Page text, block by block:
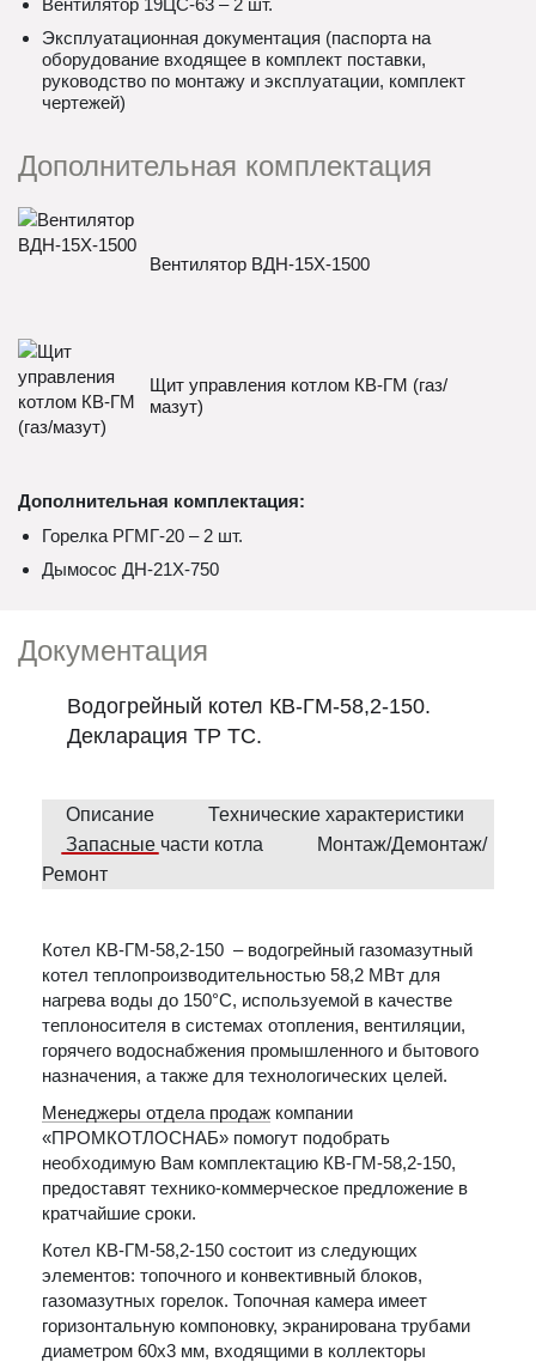
Вентилятор 19ЦС-63 – 2 шт.
Эксплуатационная документация (паспорта на
оборудование входящее в комплект поставки,
руководство по монтажу и эксплуатации, комплект
чертежей)
Дополнительная комплектация
Вентилятор ВДН-15Х-1500
Щит управления котлом КВ-ГМ (газ/
мазут)
Дополнительная комплектация:
Горелка РГМГ-20 – 2 шт.
Дымосос ДН-21Х-750
Документация
Водогрейный котел КВ-ГМ-58,2-150.
Декларация ТР ТС.
Описание
Технические характеристики
Запасные части котла
Монтаж/Демонтаж/
Ремонт
Котел КВ-ГМ-58,2-150 – водогрейный газомазутный
котел теплопроизводительностью 58,2 МВт для
нагрева воды до 150°С, используемой в качестве
теплоносителя в системах отопления, вентиляции,
горячего водоснабжения промышленного и бытового
назначения, а также для технологических целей.
Менеджеры отдела продаж компании
«ПРОМКОТЛОСНАБ» помогут подобрать
необходимую Вам комплектацию КВ-ГМ-58,2-150,
предоставят технико-коммерческое предложение в
кратчайшие сроки.
Котел КВ-ГМ-58,2-150 состоит из следующих
элементов: топочного и конвективный блоков,
газомазутных горелок. Топочная камера имеет
горизонтальную компоновку, экранирована трубами
диаметром 60х3 мм, входящими в коллекторы